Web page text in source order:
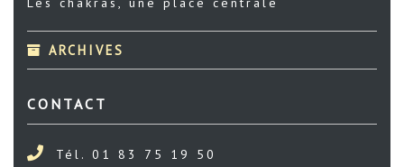
ARCHIVES
CONTACT
Tél. 01 83 75 19 50